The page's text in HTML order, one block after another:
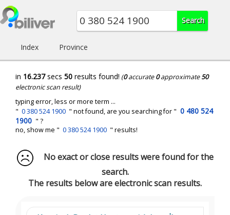
Index Province
in 16.237secs 50 results found! (0accurate0approximate50
electronic scan result)
typing error, less or more term ...
" 0 380 524 1900 " not found, are you searching for " 0 480 524
1900 " ?
no, show me " 0 380 524 1900 " results!
No exact or close results were found for the
search.
The results below are electronic scan results.